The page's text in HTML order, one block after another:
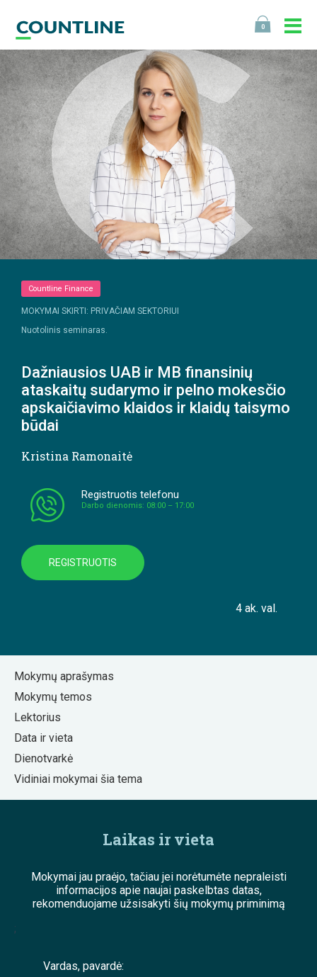
0
Countline Finance
MOKYMAI SKIRTI: PRIVAČIAM SEKTORIUI
Nuotolinis seminaras.
Dažniausios UAB ir MB finansinių
ataskaitų sudarymo ir pelno mokesčio
apskaičiavimo klaidos ir klaidų taisymo
būdai
Kristina Ramonaitė
Registruotis telefonu
Darbo dienomis: 08:00 – 17:00
REGISTRUOTIS
4 ak. val.
Mokymų aprašymas
Mokymų temos
Lektorius
Data ir vieta
Dienotvarkė
Vidiniai mokymai šia tema
Laikas ir vieta
Mokymai jau praėjo, tačiau jei norėtumėte nepraleisti
informacijos apie naujai paskelbtas datas,
rekomenduojame užsisakyti šių mokymų priminimą
;
Vardas, pavardė: